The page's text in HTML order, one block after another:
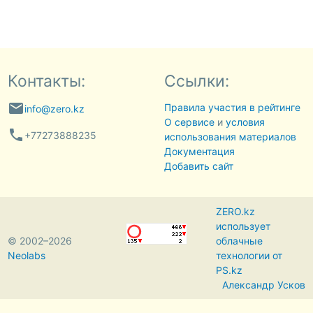
Контакты:
emailinfo@zero.kz
phone +77273888235
Ссылки:
Правила участия в рейтинге
О сервисеи условия
использования материалов
Документация
Добавить сайт
© 2002–2026
Neolabs
ZERO.kz
использует
облачные
технологии от
PS.kz
Александр Усков